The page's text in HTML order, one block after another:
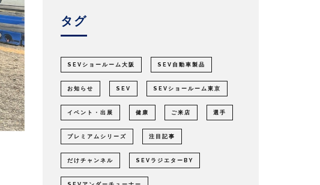
タグ
SEVショールーム大阪 SEV自動車製品
お知らせ SEV SEVショールーム東京
イベント・出展 健康 ご来店 選手
プレミアムシリーズ 注目記事
だけチャンネル SEVラジエターBY